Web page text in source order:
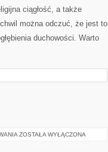
ciągłość, a także
można odczuć, że jest to
duchowości. Warto
HANOWER
ZOSTAŁA WYŁĄCZONA